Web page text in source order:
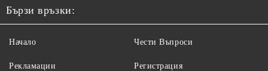
Бързи връзки:
Начало
Рекламации
Чести Въпроси
Регистрация